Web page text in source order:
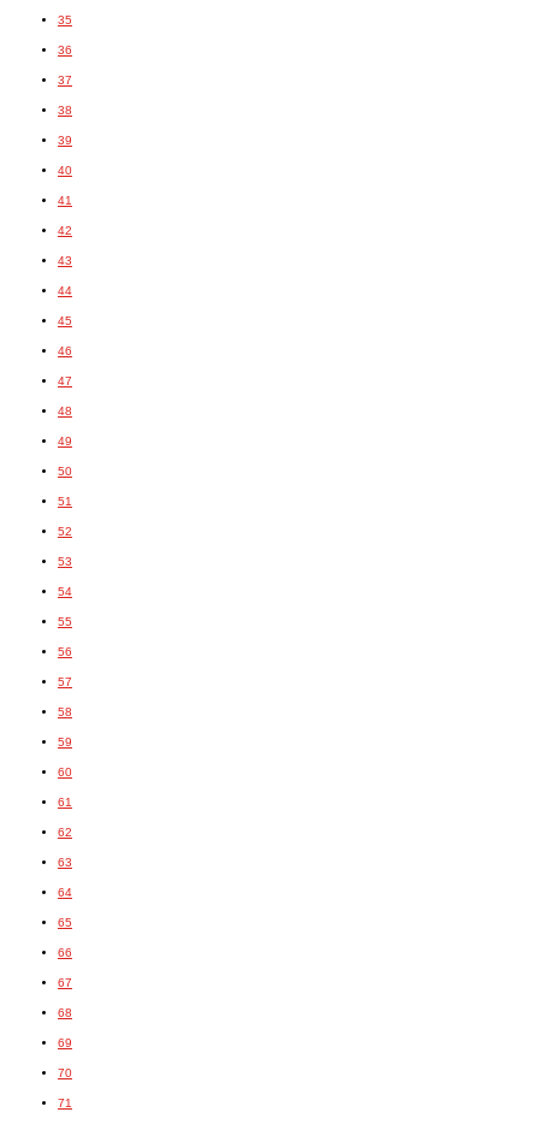
35
36
37
38
39
40
41
42
43
44
45
46
47
48
49
50
51
52
53
54
55
56
57
58
59
60
61
62
63
64
65
66
67
68
69
70
71